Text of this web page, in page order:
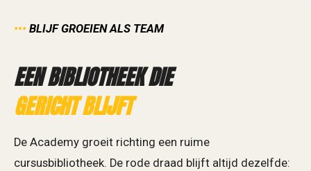
••• BLIJF GROEIEN ALS TEAM
EEN BIBLIOTHEEK DIE
GERICHT BLIJFT
De Academy groeit richting een ruime
cursusbibliotheek. De rode draad blijft altijd dezelfde: